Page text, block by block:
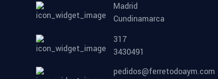
Madrid
Cundinamarca
317
3430491
pedidos@ferretodoaym.com